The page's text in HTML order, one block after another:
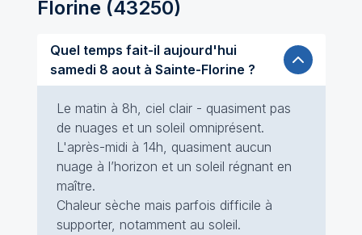
Florine (43250)
Quel temps fait-il aujourd'hui
samedi 8 aout à Sainte-Florine ?
Le matin à 8h, ciel clair - quasiment pas
de nuages et un soleil omniprésent.
L'après-midi à 14h, quasiment aucun
nuage à l’horizon et un soleil régnant en
maître.
Chaleur sèche mais parfois difficile à
supporter, notamment au soleil.